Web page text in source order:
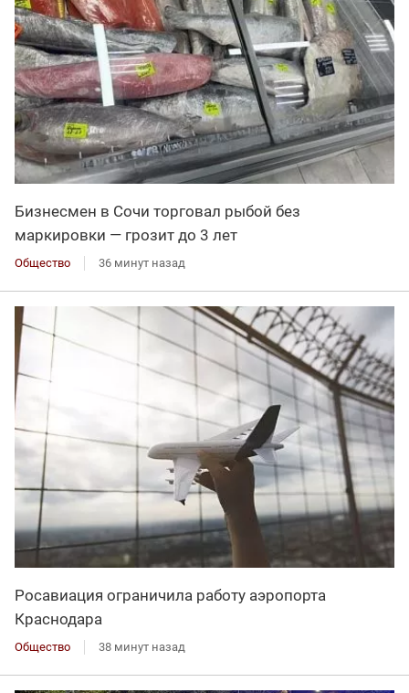
Бизнесмен в Сочи торговал рыбой без
маркировки — грозит до 3 лет
Общество 36 минут назад
Росавиация ограничила работу аэропорта
Краснодара
Общество 38 минут назад